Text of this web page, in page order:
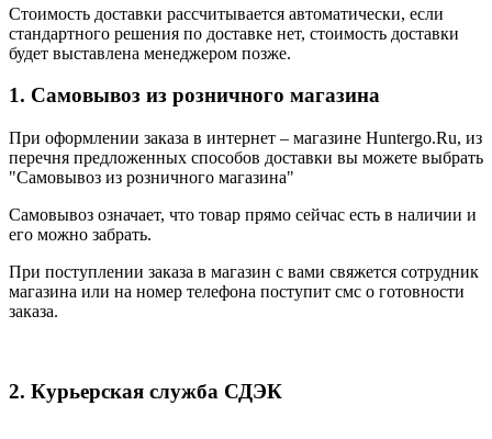
Стоимость доставки рассчитывается автоматически, если
стандартного решения по доставке нет, стоимость доставки
будет выставлена менеджером позже.
1. Самовывоз из розничного магазина
При оформлении заказа в интернет – магазине Huntergo.Ru, из
перечня предложенных способов доставки вы можете выбрать
"Самовывоз из розничного магазина"
Самовывоз означает, что товар прямо сейчас есть в наличии и
его можно забрать.
При поступлении заказа в магазин с вами свяжется сотрудник
магазина или на номер телефона поступит смс о готовности
заказа.
2. Курьерская служба СДЭК